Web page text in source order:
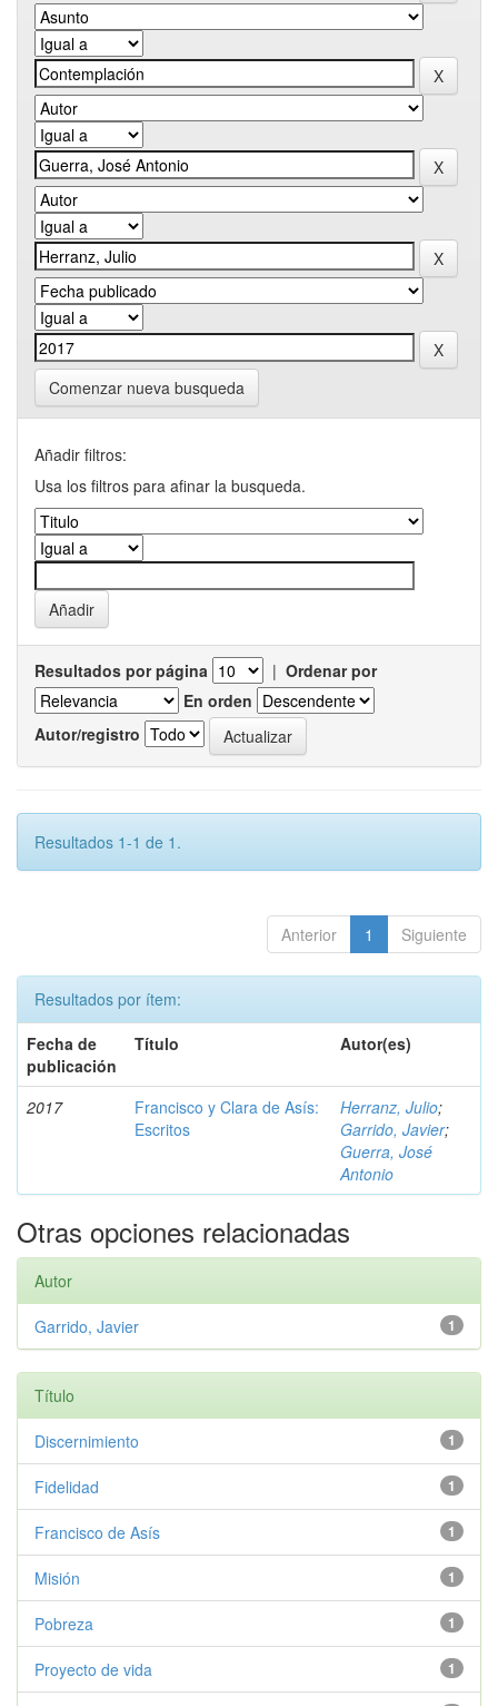
Comenzar nueva busqueda
Añadir filtros:
Usa los filtros para afinar la busqueda.
Resultados por página | Ordenar por
En orden
Autor/registro
Resultados 1-1 de 1.
Anterior 1 Siguiente
Resultados por ítem:
Fecha de
publicación
Título Autor(es)
2017
Francisco y Clara de Asís:
Escritos
Herranz, Julio;
Garrido, Javier;
Guerra, José
Antonio
Otras opciones relacionadas
Autor
1
Garrido, Javier
Título
1
Discernimiento
1
Fidelidad
1
Francisco de Asís
1
Misión
1
Pobreza
1
Proyecto de vida